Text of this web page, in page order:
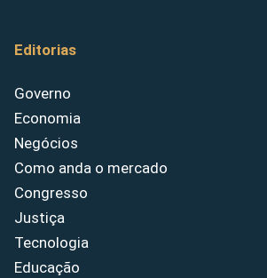
Editorias
Governo
Economia
Negócios
Como anda o mercado
Congresso
Justiça
Tecnologia
Educação